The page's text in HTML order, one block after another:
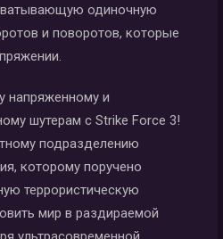
одиночную
и поворотов, которые
напряженному и
шутерам с Strike Force 3!
подразделению
которому поручено
террористическую
мир в раздираемой